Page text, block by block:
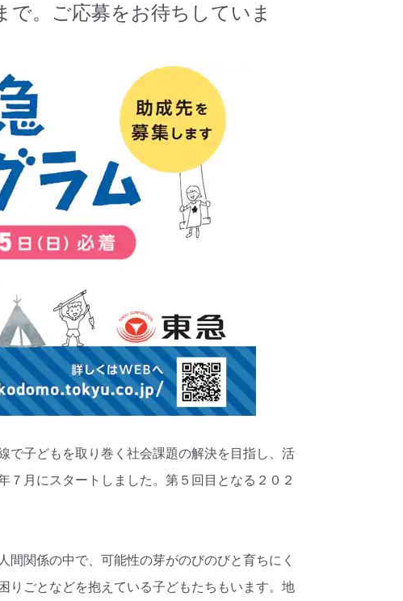
で。ご応募をお待ちしていま
で子どもを取り巻く社会課題の解決を目指し、活
月にスタートしました。第５回目となる２０２
関係の中で、可能性の芽がのびのびと育ちにく
りごとなどを抱えている子どもたちもいます。地